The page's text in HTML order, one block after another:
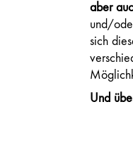
aber
und/
sich
Und